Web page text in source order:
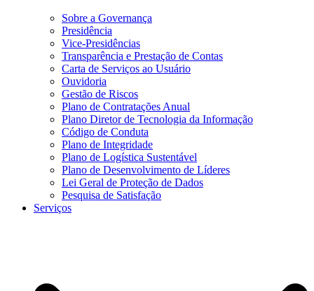
Sobre a Governança
Presidência
Vice-Presidências
Transparência e Prestação de Contas
Carta de Serviços ao Usuário
Ouvidoria
Gestão de Riscos
Plano de Contratações Anual
Plano Diretor de Tecnologia da Informação
Código de Conduta
Plano de Integridade
Plano de Logística Sustentável
Plano de Desenvolvimento de Líderes
Lei Geral de Proteção de Dados
Pesquisa de Satisfação
Serviços